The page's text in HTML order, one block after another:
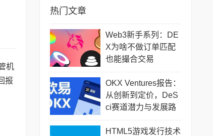
机
报
热门文章
Web3新手系列：DE
X为啥不做订单匹配
也能撮合交易
OKX Ventures报告：
从创新到定价，DeS
ci赛道潜力与发展路
HTML5游戏发行技术